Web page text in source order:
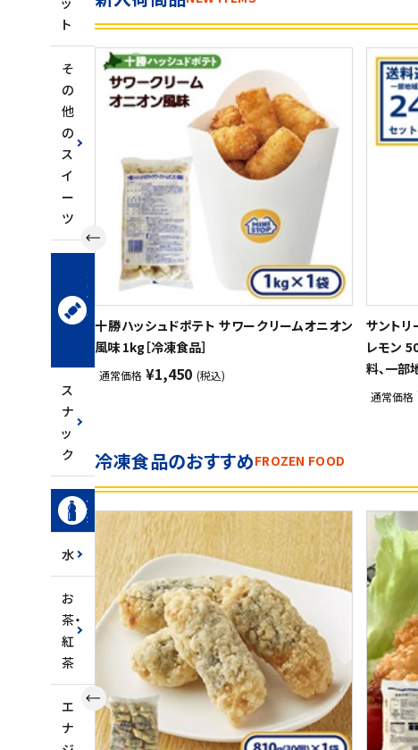
ト
そ
の
他
の
ス
イ
ー
ツ
菓
子・
ス
ナ
ッ
ク
ス
ナ
ッ
ク
飲
料
水
お
茶・
紅
茶
エ
ナ
十勝ハッシュドポテト サワークリームオニオン
風味 1kg［冷凍食品］
通常価格 ¥1,450 (税込)
サント
レモン
料、一部
通常価格
冷凍食品のおすすめFROZEN FOOD